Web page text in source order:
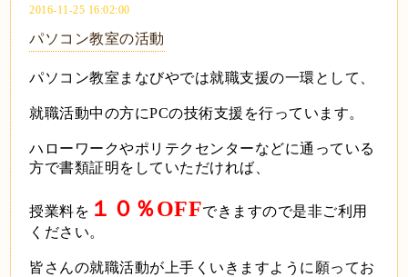
2016-11-25 16:02:00
パソコン教室の活動
パソコン教室まなびやでは就職支援の一環として、
就職活動中の方にPCの技術支援を行っています。
ハローワークやポリテクセンターなどに通っている
方で書類証明をしていただければ、
授業料を １０％OFFできますので是非ご利用
ください。
皆さんの就職活動が上手くいきますように願ってお